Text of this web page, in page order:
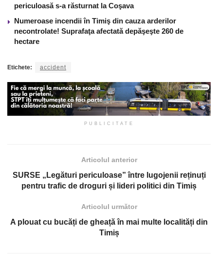
periculoasă s-a răsturnat la Coşava
Numeroase incendii în Timiş din cauza arderilor
necontrolate! Suprafaţa afectată depăşeşte 260 de
hectare
Etichete: accident
PUBLICITATE
Articolul anterior
SURSE „Legături periculoase” între lugojenii reținuți
pentru trafic de droguri și lideri politici din Timiș
Articolul următor
A plouat cu bucăți de gheață în mai multe localități din
Timiș